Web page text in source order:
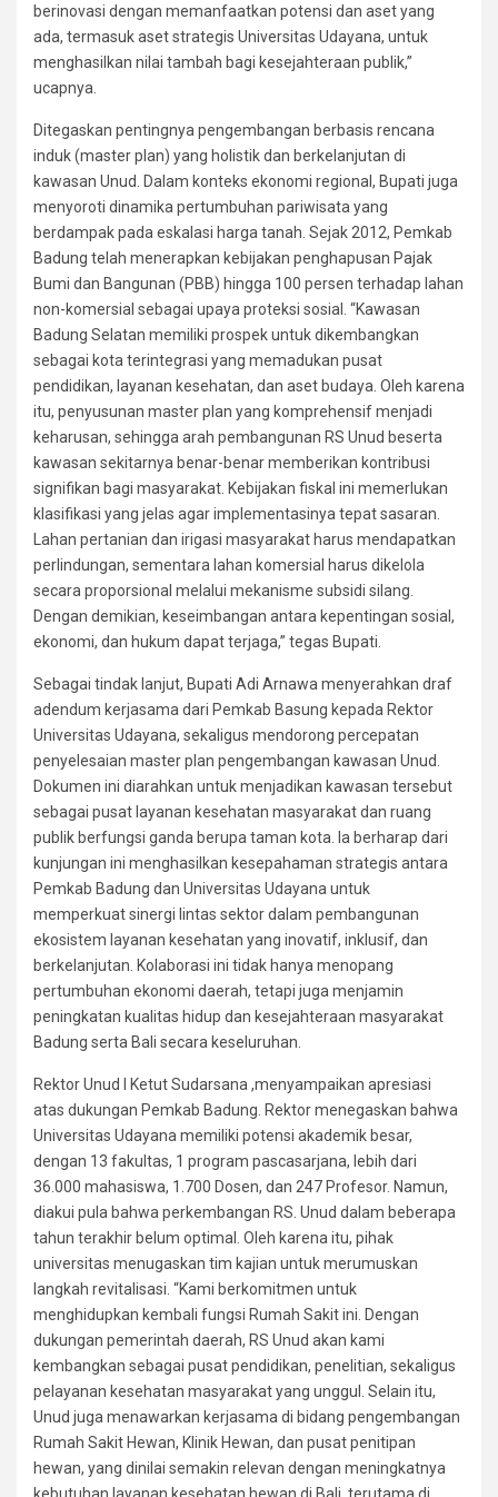
berinovasi dengan memanfaatkan potensi dan aset yang
ada, termasuk aset strategis Universitas Udayana, untuk
menghasilkan nilai tambah bagi kesejahteraan publik,”
ucapnya.
Ditegaskan pentingnya pengembangan berbasis rencana
induk (master plan) yang holistik dan berkelanjutan di
kawasan Unud. Dalam konteks ekonomi regional, Bupati juga
menyoroti dinamika pertumbuhan pariwisata yang
berdampak pada eskalasi harga tanah. Sejak 2012, Pemkab
Badung telah menerapkan kebijakan penghapusan Pajak
Bumi dan Bangunan (PBB) hingga 100 persen terhadap lahan
non-komersial sebagai upaya proteksi sosial. “Kawasan
Badung Selatan memiliki prospek untuk dikembangkan
sebagai kota terintegrasi yang memadukan pusat
pendidikan, layanan kesehatan, dan aset budaya. Oleh karena
itu, penyusunan master plan yang komprehensif menjadi
keharusan, sehingga arah pembangunan RS Unud beserta
kawasan sekitarnya benar-benar memberikan kontribusi
signifikan bagi masyarakat. Kebijakan fiskal ini memerlukan
klasifikasi yang jelas agar implementasinya tepat sasaran.
Lahan pertanian dan irigasi masyarakat harus mendapatkan
perlindungan, sementara lahan komersial harus dikelola
secara proporsional melalui mekanisme subsidi silang.
Dengan demikian, keseimbangan antara kepentingan sosial,
ekonomi, dan hukum dapat terjaga,” tegas Bupati.
Sebagai tindak lanjut, Bupati Adi Arnawa menyerahkan draf
adendum kerjasama dari Pemkab Basung kepada Rektor
Universitas Udayana, sekaligus mendorong percepatan
penyelesaian master plan pengembangan kawasan Unud.
Dokumen ini diarahkan untuk menjadikan kawasan tersebut
sebagai pusat layanan kesehatan masyarakat dan ruang
publik berfungsi ganda berupa taman kota. Ia berharap dari
kunjungan ini menghasilkan kesepahaman strategis antara
Pemkab Badung dan Universitas Udayana untuk
memperkuat sinergi lintas sektor dalam pembangunan
ekosistem layanan kesehatan yang inovatif, inklusif, dan
berkelanjutan. Kolaborasi ini tidak hanya menopang
pertumbuhan ekonomi daerah, tetapi juga menjamin
peningkatan kualitas hidup dan kesejahteraan masyarakat
Badung serta Bali secara keseluruhan.
Rektor Unud I Ketut Sudarsana ,menyampaikan apresiasi
atas dukungan Pemkab Badung. Rektor menegaskan bahwa
Universitas Udayana memiliki potensi akademik besar,
dengan 13 fakultas, 1 program pascasarjana, lebih dari
36.000 mahasiswa, 1.700 Dosen, dan 247 Profesor. Namun,
diakui pula bahwa perkembangan RS. Unud dalam beberapa
tahun terakhir belum optimal. Oleh karena itu, pihak
universitas menugaskan tim kajian untuk merumuskan
langkah revitalisasi. “Kami berkomitmen untuk
menghidupkan kembali fungsi Rumah Sakit ini. Dengan
dukungan pemerintah daerah, RS Unud akan kami
kembangkan sebagai pusat pendidikan, penelitian, sekaligus
pelayanan kesehatan masyarakat yang unggul. Selain itu,
Unud juga menawarkan kerjasama di bidang pengembangan
Rumah Sakit Hewan, Klinik Hewan, dan pusat penitipan
hewan, yang dinilai semakin relevan dengan meningkatnya
kebutuhan layanan kesehatan hewan di Bali, terutama di